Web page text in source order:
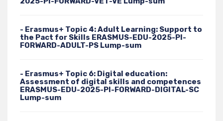
- Erasmus+ Topic 4: Adult Learning: Support to
the Pact for Skills ERASMUS-EDU-2025-PI-
FORWARD-ADULT-PS Lump-sum
- Erasmus+ Topic 6: Digital education:
Assessment of digital skills and competences
ERASMUS-EDU-2025-PI-FORWARD-DIGITAL-SC
Lump-sum